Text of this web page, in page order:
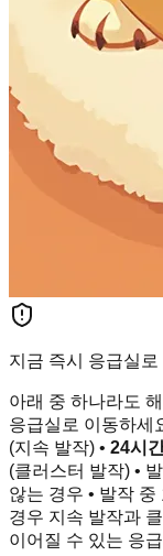
지금 즉시 응급실
아래 중 하나라도
응급실로 이동하세
(지속 발작) • 24시
(클러스터 발작) •
않는 경우 • 발작
경우 지속 발작과
이어질 수 있는 응